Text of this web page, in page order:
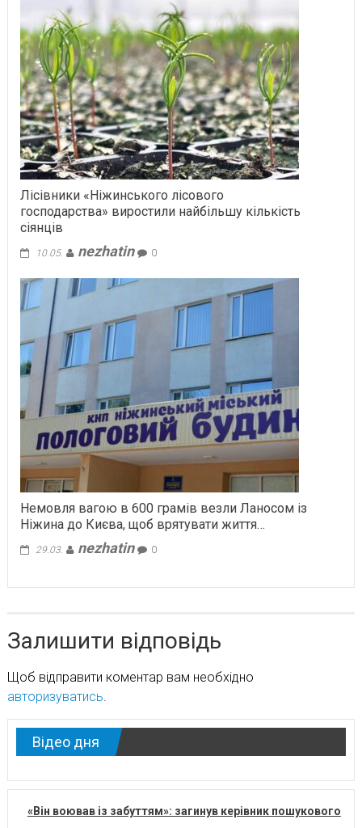
Лісівники «Ніжинського лісового
господарства» виростили найбільшу кількість
сіянців
10.05. nezhatin 0
Немовля вагою в 600 грамів везли Ланосом із
Ніжина до Києва, щоб врятувати життя…
29.03. nezhatin 0
Залишити відповідь
Щоб відправити коментар вам необхідно
авторизуватись.
Відео дня
«Він воював із забуттям»: загинув керівник пошукового